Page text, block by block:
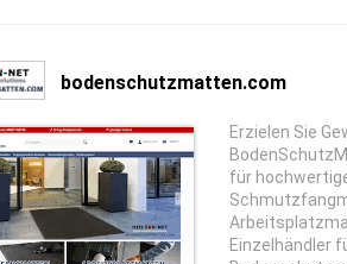
bodenschutzmatten.com
Erzielen Sie
für
Einzelhändler